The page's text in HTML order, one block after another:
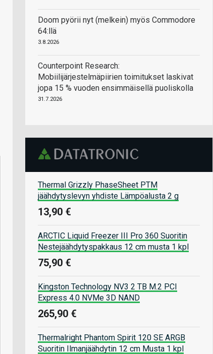
Doom pyörii nyt (melkein) myös Commodore
64:llä
3.8.2026
Counterpoint Research:
Mobiilijärjestelmäpiirien toimitukset laskivat
jopa 15 % vuoden ensimmäisellä puoliskolla
31.7.2026
Thermal Grizzly PhaseSheet PTM
jäähdytyslevyn yhdiste Lämpöalusta 2 g
13,90 €
ARCTIC Liquid Freezer III Pro 360 Suoritin
Nestejäähdytyspakkaus 12 cm musta 1 kpl
75,90 €
Kingston Technology NV3 2 TB M.2 PCI
Express 4.0 NVMe 3D NAND
265,90 €
Thermalright Phantom Spirit 120 SE ARGB
Suoritin Ilmanjäähdytin 12 cm Musta 1 kpl